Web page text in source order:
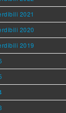
2021
2020
2019